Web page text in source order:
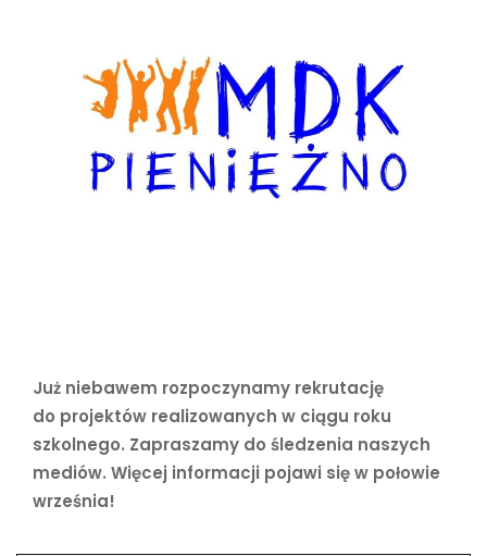
Już niebawem rozpoczynamy rekrutację
do projektów realizowanych w ciągu roku
szkolnego. Zapraszamy do śledzenia naszych
mediów. Więcej informacji pojawi się w połowie
września!